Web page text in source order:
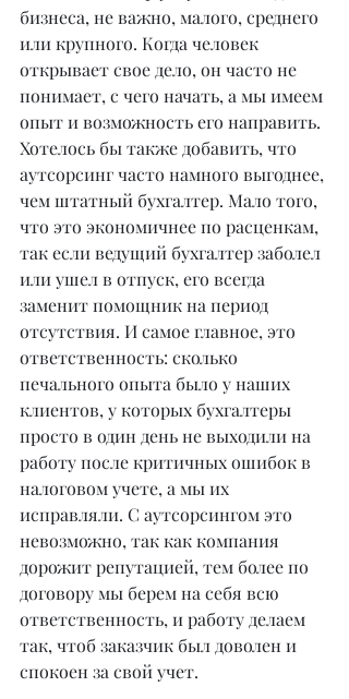
бизнеса, не важно, малого, среднего
или крупного. Когда человек
открывает свое дело, он часто не
понимает, с чего начать, а мы имеем
опыт и возможность его направить.
Хотелось бы также добавить, что
аутсорсинг часто намного выгоднее,
чем штатный бухгалтер. Мало того,
что это экономичнее по расценкам,
так если ведущий бухгалтер заболел
или ушел в отпуск, его всегда
заменит помощник на период
отсутствия. И самое главное, это
ответственность: сколько
печального опыта было у наших
клиентов, у которых бухгалтеры
просто в один день не выходили на
работу после критичных ошибок в
налоговом учете, а мы их
исправляли. С аутсорсингом это
невозможно, так как компания
дорожит репутацией, тем более по
договору мы берем на себя всю
ответственность, и работу делаем
так, чтоб заказчик был доволен и
спокоен за свой учет.